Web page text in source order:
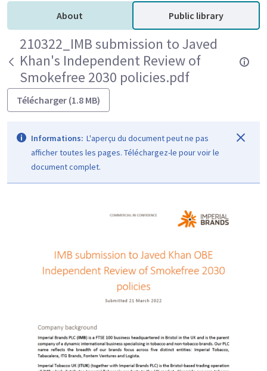
About Public library
210322_IMB submission to Javed
Khan's Independent Review of
Smokefree 2030 policies.pdf
Télécharger (1.8 MB)
Informations: L'aperçu du document peut ne pas
afficher toutes les pages. Téléchargez-le pour voir le
document complet.